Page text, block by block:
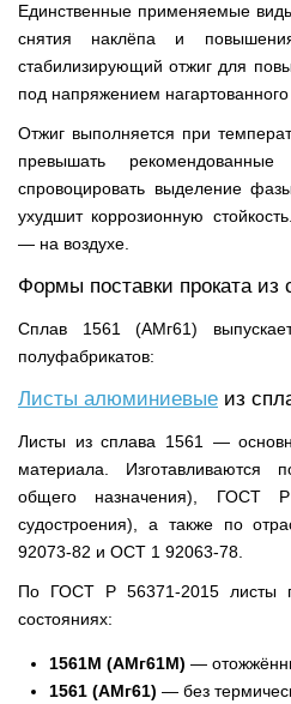
Единственные применяемые
снятия наклёпа и
стабилизирующий отжиг для
под напряжением нагартованного
Отжиг выполняется при
превышать
спровоцировать выделение
ухудшит коррозионную
— на воздухе.
Формы поставки проката из
Сплав 1561 (АМг61)
полуфабрикатов:
Листы алюминиевые из
Листы из сплава 1561 —
материала.
общего назначения), ГОСТ
судостроения), а также по
92073-82 и ОСТ 1 92063-78.
По ГОСТ Р 56371-2015 листы
состояниях:
1561М (АМг61М) —
1561 (АМг61) — без